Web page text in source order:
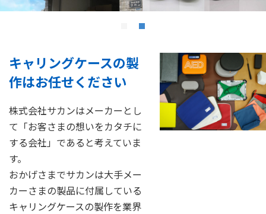
キャリングケースの製
作はお任せください
株式会社サカンはメーカーとし
て「お客さまの想いをカタチに
する会社」であると考えていま
す。
おかげさまでサカンは大手メー
カーさまの製品に付属している
キャリングケースの製作を業界